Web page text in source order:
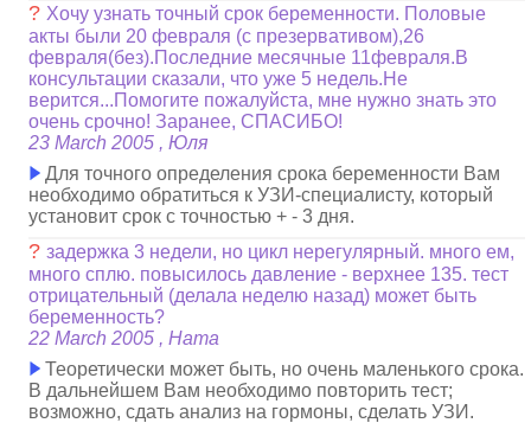
?Хочу узнать точный срок беременности. Половые
акты были 20 февраля (с презервативом),26
февраля(без).Последние месячные 11февраля.В
консультации сказали, что уже 5 недель.Не
верится...Помогите пожалуйста, мне нужно знать это
очень срочно! Заранее, СПАСИБО!
23 March 2005 , Юля
Для точного определения срока беременности Вам
необходимо обратиться к УЗИ-специалисту, который
установит срок с точностью + - 3 дня.
?задержка 3 недели, но цикл нерегулярный. много ем,
много сплю. повысилось давление - верхнее 135. тест
отрицательный (делала неделю назад) может быть
беременность?
22 March 2005 , Ната
Теоретически может быть, но очень маленького срока.
В дальнейшем Вам необходимо повторить тест;
возможно, сдать анализ на гормоны, сделать УЗИ.